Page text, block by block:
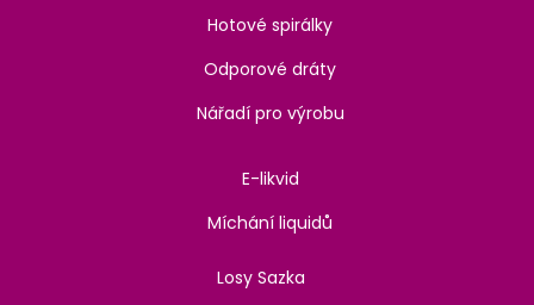
Hotové spirálky
Odporové dráty
Nářadí pro výrobu
E-likvid
Míchání liquidů
Losy Sazka